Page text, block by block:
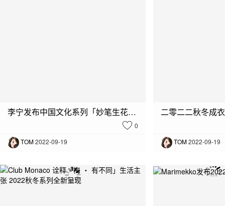
李宁发布中国文化系列「妙笔生花」主题产品 谱写壮族文化的灵动与壮美
0
TOM2022-09-19
二零二二秋冬成
TOM2022-09-19